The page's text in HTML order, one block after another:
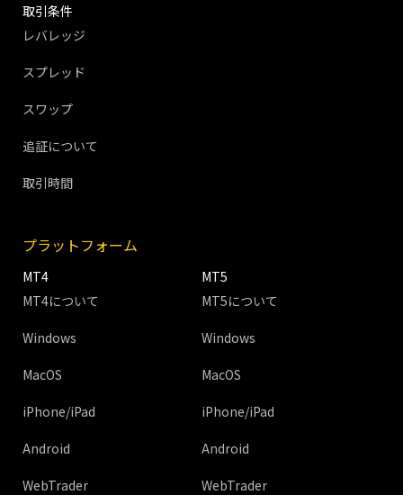
取引条件
レバレッジ
スプレッド
スワップ
追証について
取引時間
プラットフォーム
MT4
MT4について
Windows
MacOS
iPhone/iPad
Android
WebTrader
MT5
MT5について
Windows
MacOS
iPhone/iPad
Android
WebTrader